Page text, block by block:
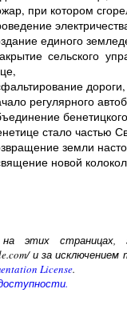
при котором
единого
сельского
регулярного
стало частью
земли
новой
этих страницах,
и за
License.